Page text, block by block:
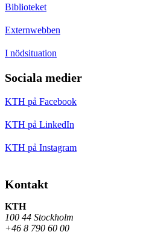
Biblioteket
Externwebben
I nödsituation
Sociala medier
KTH på Facebook
KTH på LinkedIn
KTH på Instagram
Kontakt
KTH
100 44 Stockholm
+46 8 790 60 00